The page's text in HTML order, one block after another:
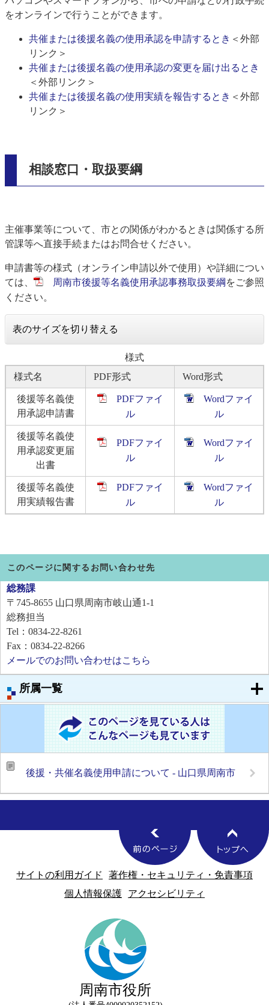
所属一覧
後援・共催名義使用申請について - 山口県周南市
をオンラインで行うことができます。
共催または後援名義の使用承認を申請するとき​ ＜外部
リンク＞
共催または後援名義の使用承認の変更を届け出るとき
＜外部リンク＞
共催または後援名義の使用実績を報告するとき ＜外部
リンク＞
相談窓口・取扱要綱
主催事業等について、市との関係がわかるときは関係する所
管課等へ直接手続またはお問合せください。
申請書等の様式（オンライン申請以外で使用）や詳細につい
ては、
周南市後援等名義使用承認事務取扱要綱 をご参照
ください。
表のサイズを切り替える
様式
様式名
PDF形式 Word形式
後援等名義使
用承認申請書
PDFファイ
ル
Wordファイ
ル
後援等名義使
用承認変更届
出書
PDFファイ
ル
Wordファイ
ル
後援等名義使
用実績報告書
PDFファイ
ル
Wordファイ
ル
このページに関するお問い合わせ先
総務課
〒745-8655 山口県周南市岐山通1-1
総務担当
Tel：0834-22-8261
Fax：0834-22-8266
メールでのお問い合わせはこちら
サイトの利用ガイド
著作権・セキュリティ・免責事項
個人情報保護
アクセシビリティ
周南市役所